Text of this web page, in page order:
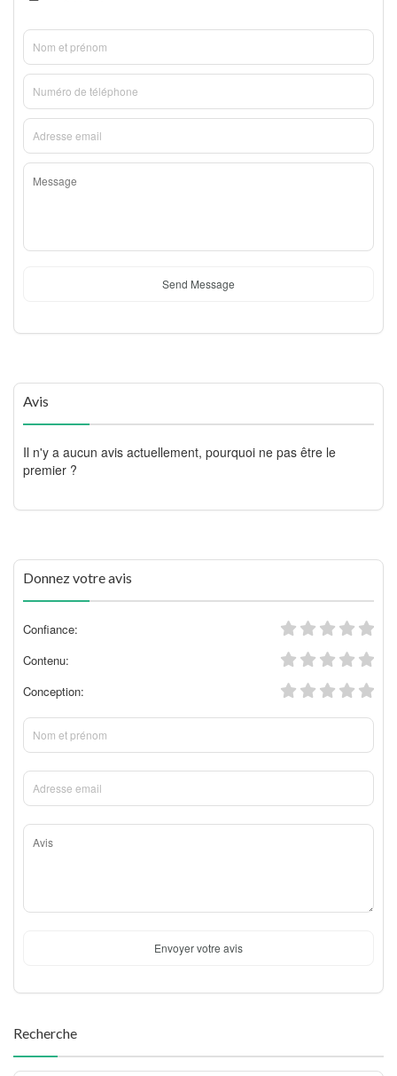
Send Message
Avis
Il n'y a aucun avis actuellement, pourquoi ne pas être le
premier ?
Donnez votre avis
Confiance:
Contenu:
Conception:
Envoyer votre avis
Recherche